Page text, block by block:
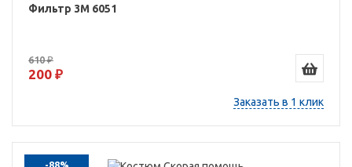
Фильтр 3М 6051
610 ₽
200 ₽
Заказать в 1 клик